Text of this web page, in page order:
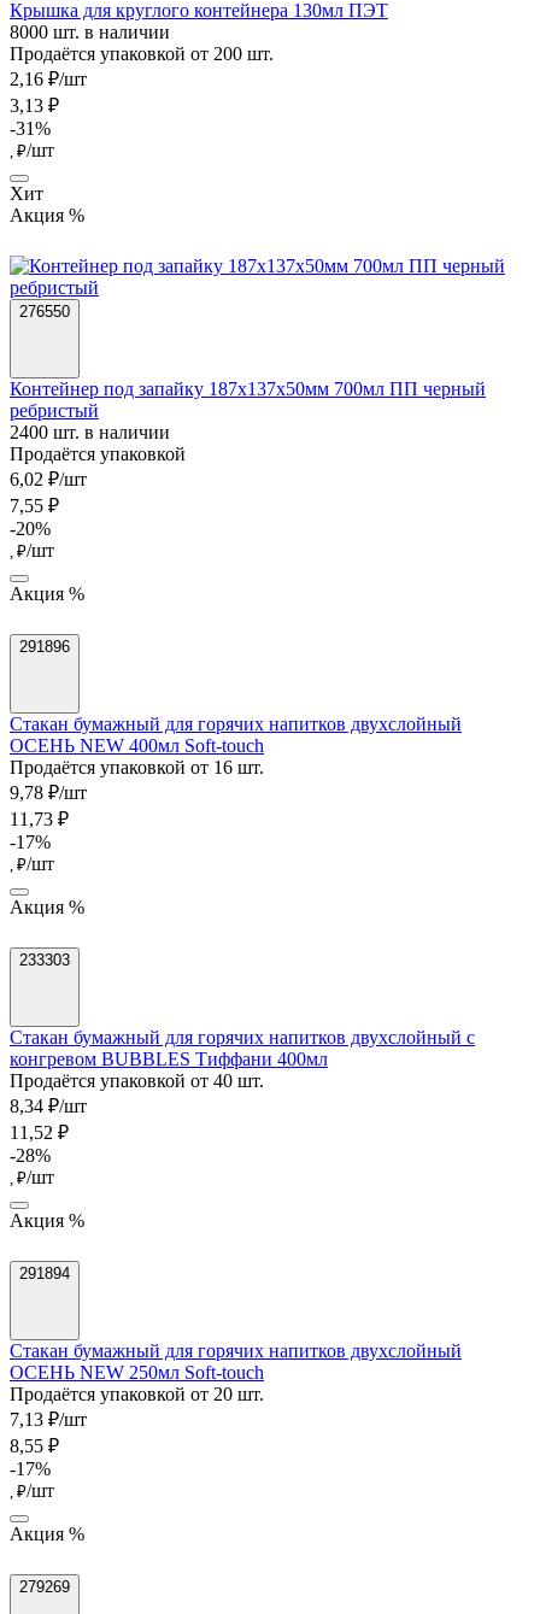
Крышка для круглого контейнера 130мл ПЭТ
8000 шт. в наличии
Продаётся упаковкой от 200 шт.
2,16 ₽/шт
3,13 ₽
-31%
, ₽/шт
Хит
Акция %
276550
Контейнер под запайку 187х137х50мм 700мл ПП черный
ребристый
2400 шт. в наличии
Продаётся упаковкой
6,02 ₽/шт
7,55 ₽
-20%
, ₽/шт
Акция %
291896
Стакан бумажный для горячих напитков двухслойный
ОСЕНЬ NEW 400мл Soft-touch
Продаётся упаковкой от 16 шт.
9,78 ₽/шт
11,73 ₽
-17%
, ₽/шт
Акция %
233303
Стакан бумажный для горячих напитков двухслойный с
конгревом BUBBLES Тиффани 400мл
Продаётся упаковкой от 40 шт.
8,34 ₽/шт
11,52 ₽
-28%
, ₽/шт
Акция %
291894
Стакан бумажный для горячих напитков двухслойный
ОСЕНЬ NEW 250мл Soft-touch
Продаётся упаковкой от 20 шт.
7,13 ₽/шт
8,55 ₽
-17%
, ₽/шт
Акция %
279269